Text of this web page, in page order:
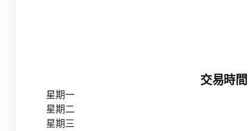
交易時間
星期一
星期二
星期三